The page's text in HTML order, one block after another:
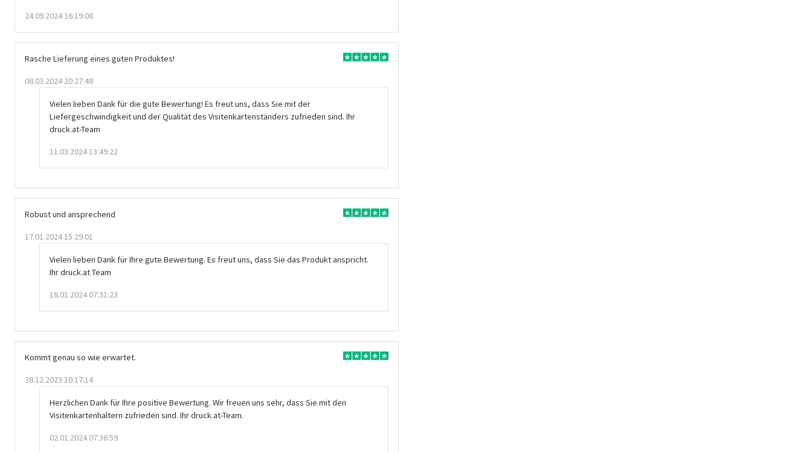
24.09.2024 16:19:08
Rasche Lieferung eines guten Produktes!
08.03.2024 20:27:48
Vielen lieben Dank für die gute Bewertung! Es freut uns, dass Sie mit der
Liefergeschwindigkeit und der Qualität des Visitenkartenständers zufrieden sind. Ihr
druck.at-Team
11.03.2024 13:49:22
Robust und ansprechend
17.01.2024 15:29:01
Vielen lieben Dank für Ihre gute Bewertung. Es freut uns, dass Sie das Produkt anspricht.
Ihr druck.at Team
18.01.2024 07:31:23
Kommt genau so wie erwartet.
28.12.2023 10:17:14
Herzlichen Dank für Ihre positive Bewertung. Wir freuen uns sehr, dass Sie mit den
Visitenkartenhaltern zufrieden sind. Ihr druck.at-Team.
02.01.2024 07:36:59